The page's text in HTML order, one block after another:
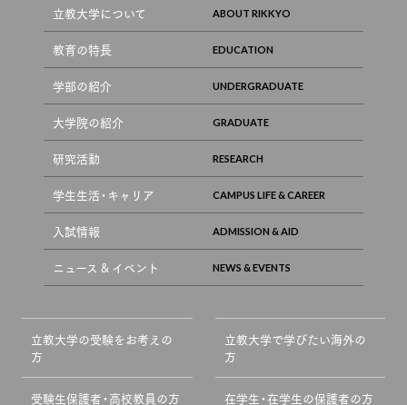
立教大学について
教育の特長
学部の紹介
大学院の紹介
研究活動
学生生活・キャリア
入試情報
ニュース & イベント
立教大学の受験をお考えの
方
立教大学で学びたい海外の
方
受験生保護者・高校教員の方 在学生・在学生の保護者の方